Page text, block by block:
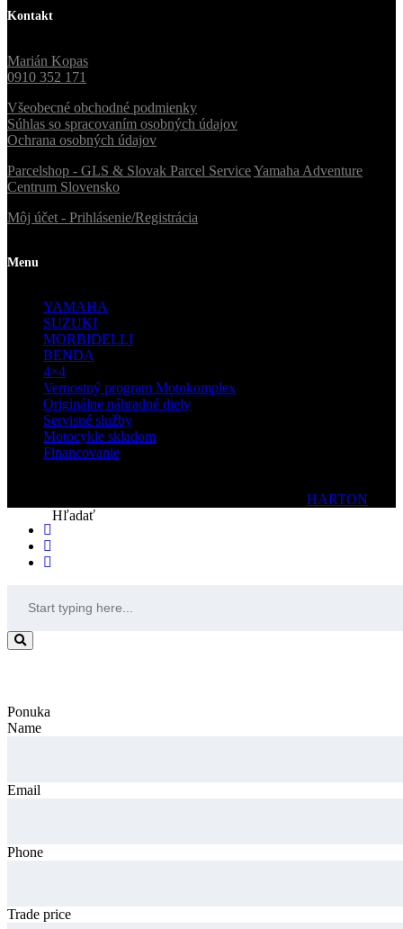
Kontakt
Marián Kopas
0910 352 171
Všeobecné obchodné podmienky
Súhlas so spracovaním osobných údajov
Ochrana osobných údajov
Parcelshop - GLS & Slovak Parcel ServiceYamaha Adventure
Centrum Slovensko
Môj účet - Prihlásenie/Registrácia
Menu
YAMAHA
SUZUKI
MORBIDELLI
BENDA
4×4
Vernostný program Motokomplex
Originálne náhradné diely
Servisné služby
Motocykle skladom
Financovanie
HARTON
Hľadať
Ponuka
Name
Email
Phone
Trade price